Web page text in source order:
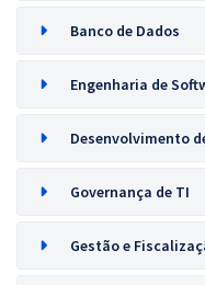
Banco de Dados
Engenharia de
Desenvolvimento
Governança de TI
Gestão e